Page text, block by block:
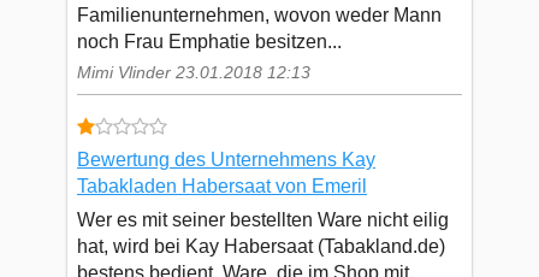
Familienunternehmen, wovon weder Mann
noch Frau Emphatie besitzen...
Mimi Vlinder 23.01.2018 12:13
Bewertung des Unternehmens Kay
Tabakladen Habersaat von Emeril
Wer es mit seiner bestellten Ware nicht eilig
hat, wird bei Kay Habersaat (Tabakland.de)
bestens bedient. Ware, die im Shop mit,